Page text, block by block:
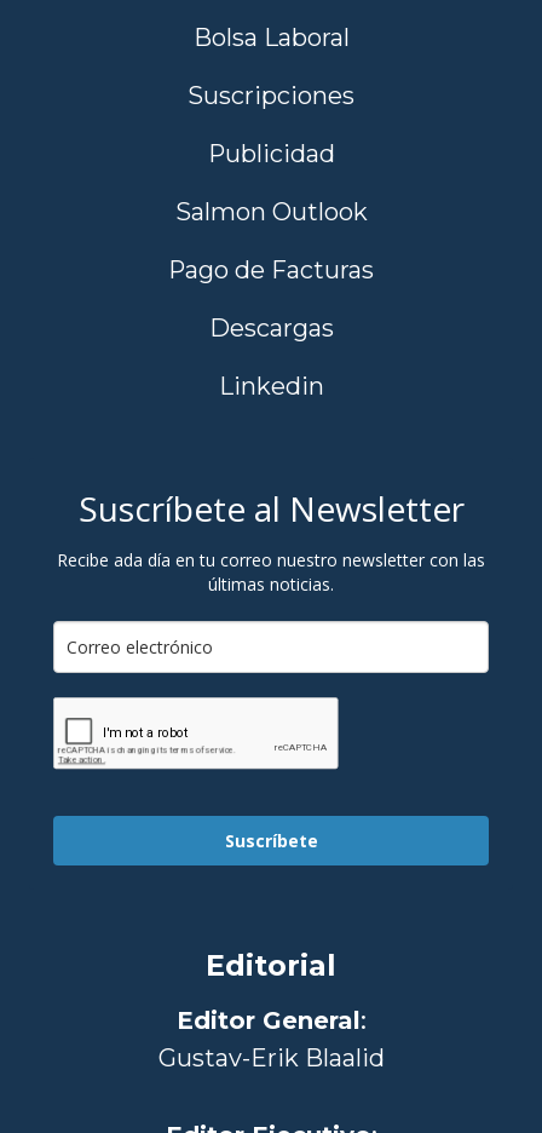
Bolsa Laboral
Suscripciones
Publicidad
Salmon Outlook
Pago de Facturas
Descargas
Linkedin
Suscríbete al Newsletter
Recibe ada día en tu correo nuestro newsletter con las
últimas noticias.
Suscríbete
Editorial
Editor General:
Gustav-Erik Blaalid